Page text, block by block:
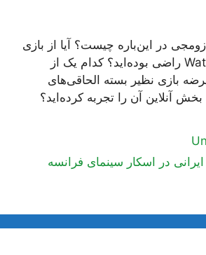
در این‌باره چیست؟ آیا از بازی
Watch Dogs Legion راضی بوده‌اید؟ کدام یک از
بازی نظیر بسته الحاقی‌های
بخش آنلاین آن را تجربه کرده‌اید؟